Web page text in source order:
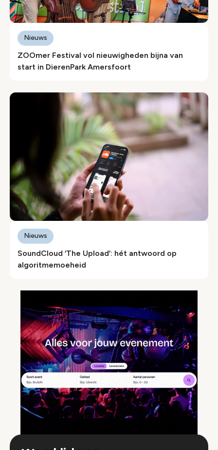
ZOOmer Festival vol nieuwigheden bijna van
start in DierenPark Amersfoort
Nieuws
SoundCloud ‘The Upload’: hét antwoord op
algoritmemoeheid
Nieuws